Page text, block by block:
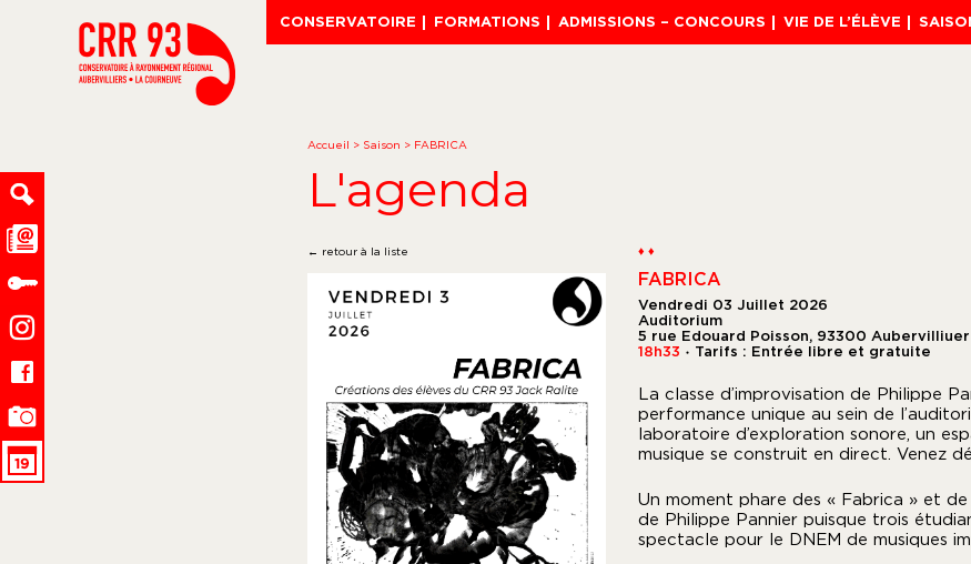
CONSERVATOIRE FORMATIONS ADMISSIONS – CONCOURS VIE DE L’ÉLÈVE
Accueil > Saison > FABRICA
L'agenda
← retour à la liste ♦ ♦
FABRICA
Vendredi 03 Juillet 2026
Auditorium
5 rue Edouard Poisson, 93300 Aubervilliuer
18h33
● Tarifs : Entrée libre et gratuite
La classe d’improvisation de Philippe
performance unique au sein de
laboratoire d’exploration sonore, un
musique se construit en direct. Venez
Un moment phare des « Fabrica » et
de Philippe Pannier puisque trois
spectacle pour le DNEM de musiques